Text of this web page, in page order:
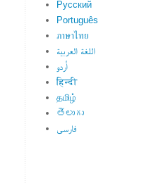
Русский
Português
ภาษาไทย
اللغة العربية
اُردو
हिन्दी
தமிழ்
తెలుగు
فارسی